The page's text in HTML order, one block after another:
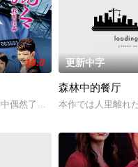
情？没有爱如何生活？
成為一場情緒激動且曲折不斷
10.0
偶然了解到自己负责的辖区内
更新中字
森林中的餐厅
本作では人里離れ